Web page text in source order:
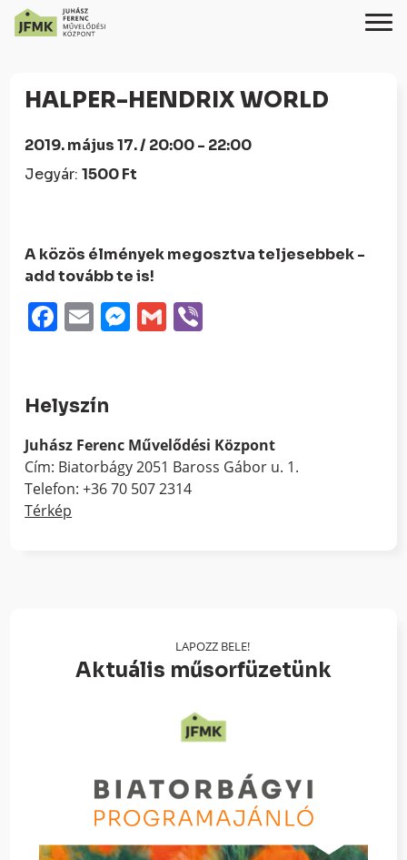
Content
navigációhozHALPER-HENDRIX WORLD
2019. május 17. / 20:00 - 22:00
Jegyár:1500 Ft
A közös élmények megosztva teljesebbek -
add tovább te is!
Facebook
EmailMessenger
Gmail
Helyszín
Juhász Ferenc Művelődési Központ
Cím: Biatorbágy 2051 Baross Gábor u. 1.
Telefon: +36 70 507 2314
Térkép
LAPOZZ BELE!
Aktuális műsorfüzetünk